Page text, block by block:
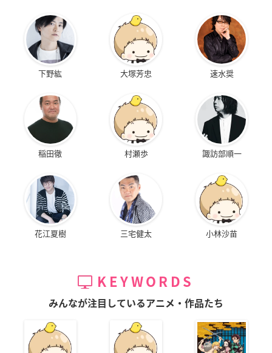
下野紘 大塚芳忠 速水奨
稲田徹 村瀬歩 諏訪部順一
花江夏樹 三宅健太 小林沙苗
KEYWORDS
みんなが注目しているアニメ・作品たち